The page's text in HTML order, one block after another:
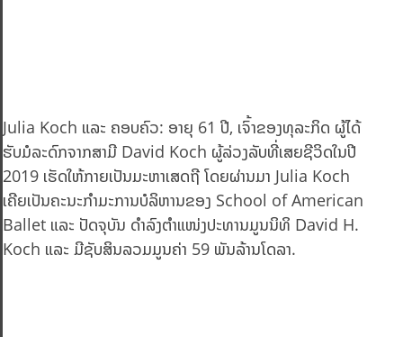
Julia Koch ແລະ ຄອບຄົວ: ອາຍຸ 61 ປີ, ເຈົ້າຂອງທຸລະກິດ ຜູ້ໄດ້
ຮັບມໍລະດົກຈາກສາມີ David Koch ຜູ້ລ່ວງລັບທີ່ເສຍຊີວິດໃນປີ
2019 ເຮັດໃຫ້ກາຍເປັນມະຫາເສດຖີ ໂດຍຜ່ານມາ Julia Koch
ເຄີຍເປັນຄະນະກຳມະການບໍລິຫານຂອງ School of American
Ballet ແລະ ປັດຈຸບັນ ດຳລົງຕຳແໜ່ງປະທານມູນນິທິ David H.
Koch ແລະ ມີຊັບສິນລວມມູນຄ່າ 59 ພັນລ້ານໂດລາ.